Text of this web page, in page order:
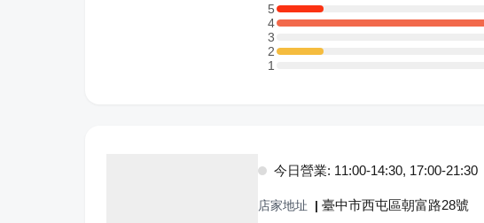
5
5 星：1 則評論
4
4 星：6 則評論
3
3 星：0 則評論
2
2 星：1 則評論
11 星：0 則評論
今日營業: 11:00-14:30, 17:00-21:30
店家地址 | 臺中市西屯區朝富路28號